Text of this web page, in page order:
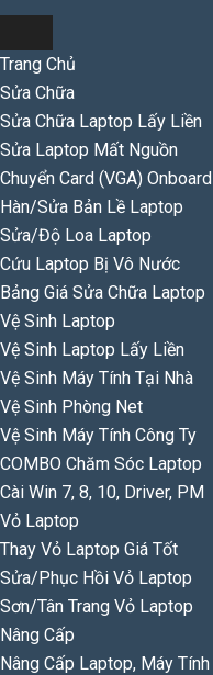
Trang Chủ
Sửa Chữa
Sửa Chữa Laptop Lấy Liền
Sửa Laptop Mất Nguồn
Chuyển Card (VGA) Onboard
Hàn/Sửa Bản Lề Laptop
Sửa/Độ Loa Laptop
Cứu Laptop Bị Vô Nước
Bảng Giá Sửa Chữa Laptop
Vệ Sinh Laptop
Vệ Sinh Laptop Lấy Liền
Vệ Sinh Máy Tính Tại Nhà
Vệ Sinh Phòng Net
Vệ Sinh Máy Tính Công Ty
COMBO Chăm Sóc Laptop
Cài Win 7, 8, 10, Driver, PM
Vỏ Laptop
Thay Vỏ Laptop Giá Tốt
Sửa/Phục Hồi Vỏ Laptop
Sơn/Tân Trang Vỏ Laptop
Nâng Cấp
Nâng Cấp Laptop, Máy Tính